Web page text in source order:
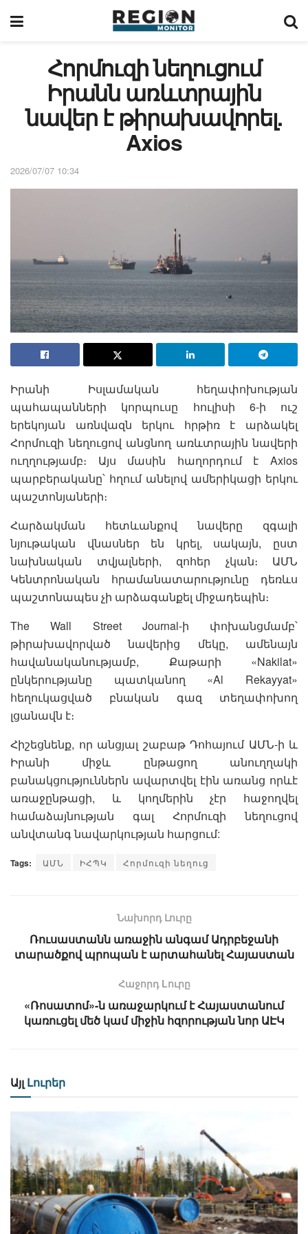
Հորմուզի նեղուցում
Իրանն առևտրային
նավեր է թիրախավորել.
Axios
2026/07/07 10:34
Իրանի Իսլամական հեղափոխության
պահապանների կորպուսը հուլիսի 6-ի ուշ
երեկոյան առնվազն երկու հրթիռ է արձակել
Հորմուզի նեղուցով անցնող առևտրային նավերի
ուղղությամբ։ Այս մասին հաղորդում է Axios
պարբերականը՝ հղում անելով ամերիկացի երկու
պաշտոնյաների։
Հարձակման հետևանքով նավերը զգալի
նյութական վնասներ են կրել, սակայն, ըստ
նախնական տվյալների, զոհեր չկան։ ԱՄՆ
Կենտրոնական հրամանատարությունը դեռևս
պաշտոնապես չի արձագանքել միջադեպին։
The Wall Street Journal-ի փոխանցմամբ՝
թիրախավորված նավերից մեկը, ամենայն
հավանականությամբ, Քաթարի «Nakilat»
ընկերությանը պատկանող «Al Rekayyat»
հեղուկացված բնական գազ տեղափոխող
լցանավն է։
Հիշեցնենք, որ անցյալ շաբաթ Դոհայում ԱՄՆ-ի և
Իրանի միջև ընթացող անուղղակի
բանակցություններն ավարտվել էին առանց որևէ
առաջընթացի, և կողմերին չէր հաջողվել
համաձայնության գալ Հորմուզի նեղուցով
անվտանգ նավարկության հարցում:
Tags: ԱՄՆ ԻՀՊԿ Հորմուզի նեղուց
Նախորդ Լուրը
Ռուսաստանն առաջին անգամ Ադրբեջանի
տարածքով պրոպան է արտահանել Հայաստան
Հաջորդ Lուրը
«Ռոսատոմ»-ն առաջարկում է Հայաստանում
կառուցել մեծ կամ միջին հզորության նոր ԱԷԿ
Այլ Լուրեր